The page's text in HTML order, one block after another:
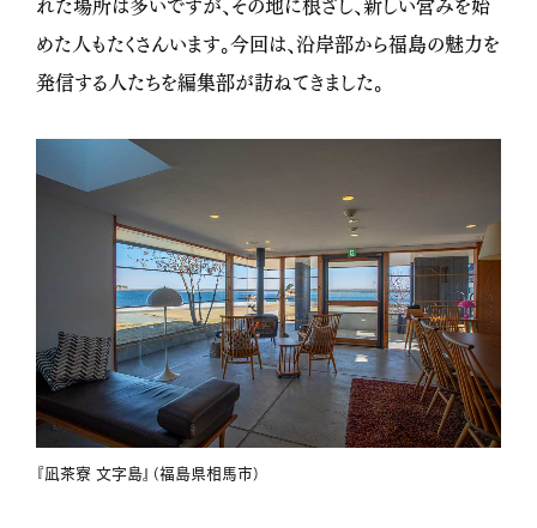
めた人もたくさんいます。今回は、沿岸部から福島の魅力を
発信する人たちを編集部が訪ねてきました。
『凪茶寮 文字島』（福島県相馬市）